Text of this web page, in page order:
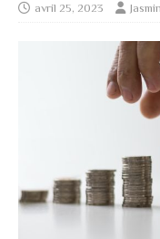
avril 25, 2023